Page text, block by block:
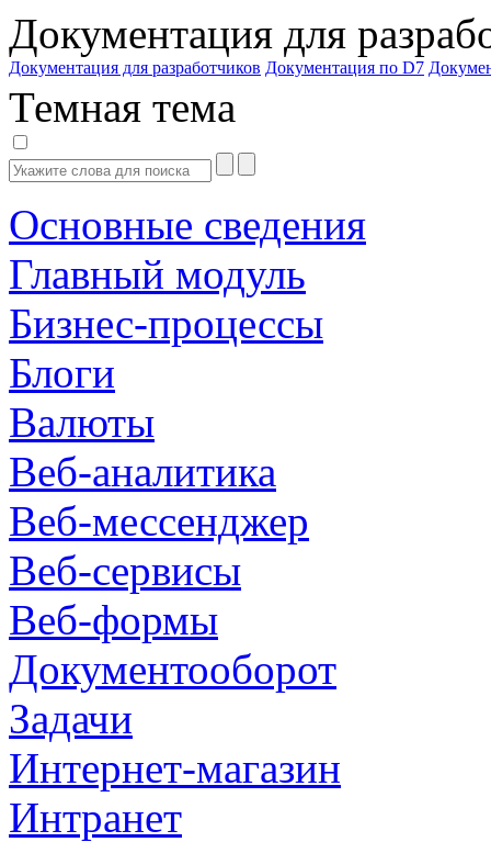
Документация для
Документация для разработчиков Документация по D7
Темная тема
Основные сведения
Главный модуль
Бизнес-процессы
Блоги
Валюты
Веб-аналитика
Веб-мессенджер
Веб-сервисы
Веб-формы
Документооборот
Задачи
Интернет-магазин
Интранет